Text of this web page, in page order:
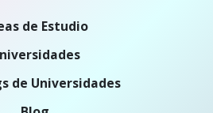
de Estudio
de Universidades